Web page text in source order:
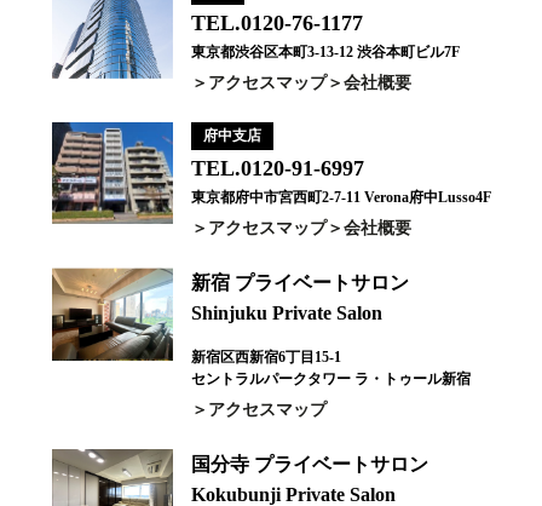
TEL.0120-76-1177
東京都渋谷区本町3-13-12 渋谷本町ビル7F
アクセスマップ 会社概要
府中支店
TEL.0120-91-6997
東京都府中市宮西町2-7-11 Verona府中Lusso4F
アクセスマップ 会社概要
新宿 プライベートサロン
Shinjuku Private Salon
新宿区西新宿6丁目15-1
セントラルパークタワー ラ・トゥール新宿
アクセスマップ
国分寺 プライベートサロン
Kokubunji Private Salon